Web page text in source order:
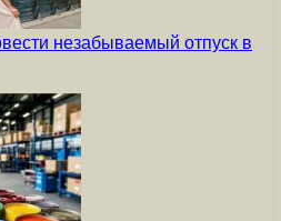
незабываемый отпуск в